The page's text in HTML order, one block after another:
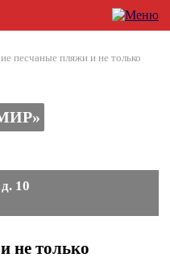
песчаные пляжи и не только
10
не только